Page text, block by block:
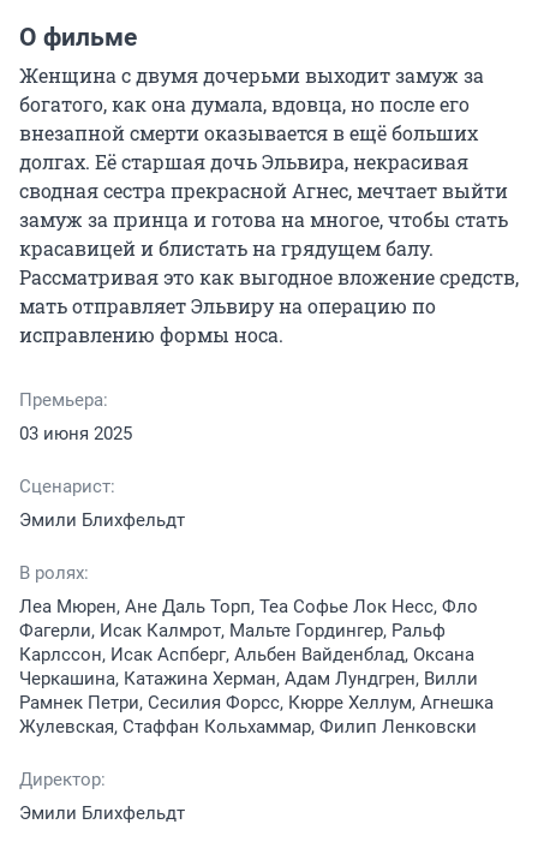
О фильме
Женщина с двумя дочерьми выходит замуж за
богатого, как она думала, вдовца, но после его
внезапной смерти оказывается в ещё больших
долгах. Её старшая дочь Эльвира, некрасивая
сводная сестра прекрасной Агнес, мечтает выйти
замуж за принца и готова на многое, чтобы стать
красавицей и блистать на грядущем балу.
Рассматривая это как выгодное вложение средств,
мать отправляет Эльвиру на операцию по
исправлению формы носа.
Премьера:
03 июня 2025
Сценарист:
Эмили Блихфельдт
В ролях:
Леа Мюрен, Ане Даль Торп, Теа Софье Лок Несс, Фло
Фагерли, Исак Калмрот, Мальте Гордингер, Ральф
Карлссон, Исак Аспберг, Альбен Вайденблад, Оксана
Черкашина, Катажина Херман, Адам Лундгрен, Вилли
Рамнек Петри, Сесилия Форсс, Кюрре Хеллум, Агнешка
Жулевская, Стаффан Кольхаммар, Филип Ленковски
Директор:
Эмили Блихфельдт